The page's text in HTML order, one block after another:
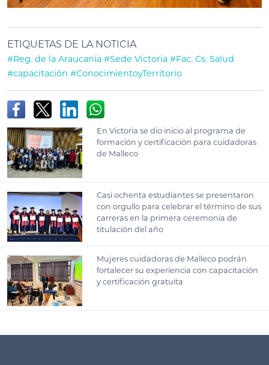
ETIQUETAS DE LA NOTICIA
#Reg. de la Araucanía #Sede Victoria #Fac. Cs. Salud
#capacitación #ConocimientoyTerritorio
En Victoria se dio inicio al programa de
formación y certificación para cuidadoras
de Malleco
Casi ochenta estudiantes se presentaron
con orgullo para celebrar el término de sus
carreras en la primera ceremonia de
titulación del año
Mujeres cuidadoras de Malleco podrán
fortalecer su experiencia con capacitación
y certificación gratuita